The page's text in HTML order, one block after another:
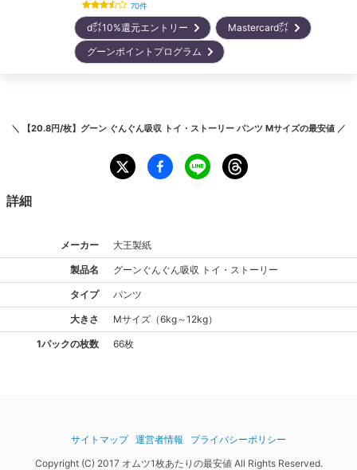
70件
d㌽10%還元エントリー
Mastercard㌽
グーンポイントプログラム
＼ 【20.8円/枚】グーン ぐんぐん吸収 トイ・ストーリー パンツ Mサイズの最安値 ／
詳細
メーカー 大王製紙
製品名 グーン ぐんぐん吸収 トイ・ストーリー
タイプ パンツ
大きさ Mサイズ （6kg～12kg）
1パックの枚数 66枚
サイトマップ 運営者情報
プライバシーポリシー
Copyright (C) 2017 オムツ1枚あたりの最安値 All Rights Reserved.